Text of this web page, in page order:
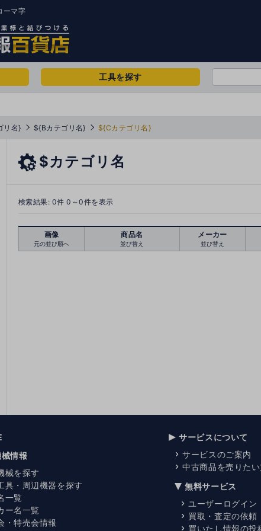
ーマ字
工具を探す
リ名} ${Bカテゴリ名} ${Cカテゴリ名}
$カテゴリ名
検索結果: 0件 0～0件を表示
画像
元の並び順へ
商品名
並び替え
メーカー
並び替え
情報
械を探す
具・周辺機器を探す
一覧
ー名一覧
・特売会情報
サービスについて
サービスのご案内
中古商品を売りた
無料サービス
ユーザーログイン
買取・査定の依頼
買いたし情報の投